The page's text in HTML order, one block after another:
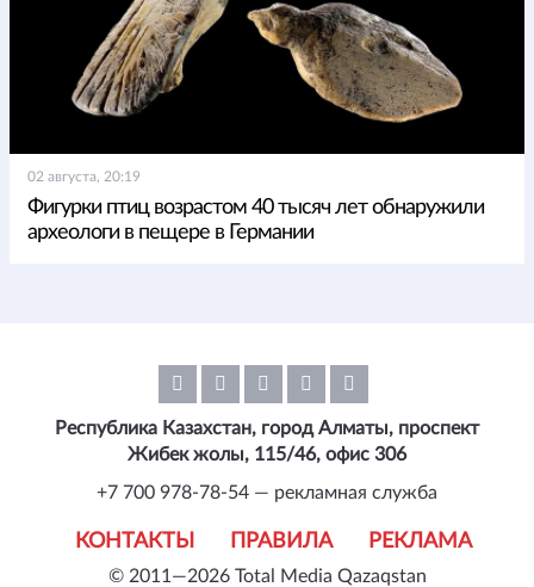
02 августа, 20:19
Фигурки птиц возрастом 40 тысяч лет обнаружили
археологи в пещере в Германии
© 2011—2026 Total Media Qazaqstan
КОНТАКТЫ ПРАВИЛА РЕКЛАМА
Республика Казахстан, город Алматы, проспект
Жибек жолы, 115/46, офис 306
+7 700 978-78-54 — рекламная служба